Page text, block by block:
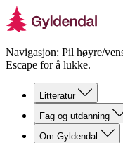
Navigasjon: Pil høyre/
Escape for å lukke.
Litteratur
Fag og utdanning
Om Gyldendal